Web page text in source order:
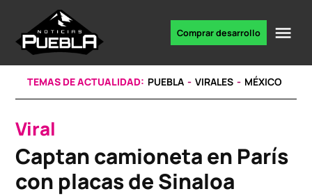
content
noticias
Comprar desarrollo
TEMAS DE ACTUALIDAD: PUEBLA VIRALES MÉXICO
POSTED
IN
Viral
Captan camioneta en París
con placas de Sinaloa